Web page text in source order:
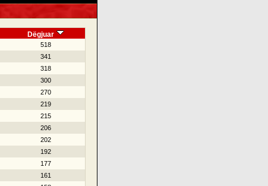
Dëgjuar
518
341
318
300
270
219
215
206
202
192
177
161